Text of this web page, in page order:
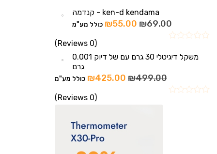
ken-d kendama - קנדמה
₪69.00
₪55.00 כולל מע"מ
(0 Reviews)
משקל דיגיטלי 30 גרם עם של דיוק 0.001
גרם
₪499.00
₪425.00 כולל מע"מ
(0 Reviews)